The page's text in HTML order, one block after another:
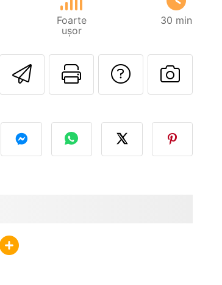
Foarte
ușor
30 min
Trimite unui prieten
Printează